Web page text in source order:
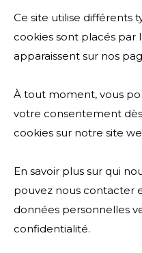
Ce site utilise différents
cookies sont placés par
apparaissent sur nos
À tout moment, vous
votre consentement
cookies sur notre site
En savoir plus sur qui
pouvez nous contacter
données personnelles
confidentialité.